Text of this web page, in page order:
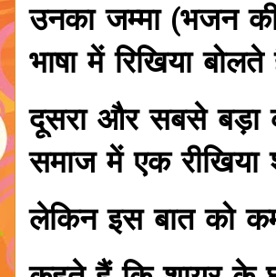
उनका जम्मा (भजन
भाषा में रिखिया बोलते
दूसरा और सबसे बड़ा
समाज में एक
लेकिन इस बात को